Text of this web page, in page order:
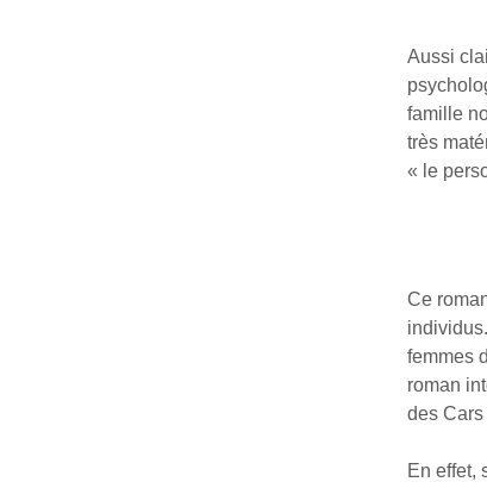
Aussi
famille
très
« le
Ce
femmes
roman
des Cars
En effet,